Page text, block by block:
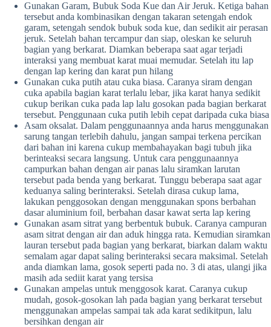
Gunakan Garam, Bubuk Soda Kue dan Air Jeruk. Ketiga bahan
tersebut anda kombinasikan dengan takaran setengah endok
garam, setengah sendok bubuk soda kue, dan sedikit air perasan
jeruk. Setelah bahan tercampur dan siap, oleskan ke seluruh
bagian yang berkarat. Diamkan beberapa saat agar terjadi
interaksi yang membuat karat muai memudar. Setelah itu lap
dengan lap kering dan karat pun hilang
Gunakan cuka putih atau cuka biasa. Caranya siram dengan
cuka apabila bagian karat terlalu lebar, jika karat hanya sedikit
cukup berikan cuka pada lap lalu gosokan pada bagian berkarat
tersebut. Penggunaan cuka putih lebih cepat daripada cuka biasa
Asam oksalat. Dalam penggunaannya anda harus menggunakan
sarung tangan terlebih dahulu, jangan sampai terkena percikan
dari bahan ini karena cukup membahayakan bagi tubuh jika
berinteaksi secara langsung. Untuk cara penggunaannya
campurkan bahan dengan air panas lalu siramkan larutan
tersebut pada benda yang berkarat. Tunggu beberapa saat agar
keduanya saling berinteraksi. Setelah dirasa cukup lama,
lakukan penggosokan dengan menggunakan spons berbahan
dasar aluminium foil, berbahan dasar kawat serta lap kering
Gunakan asam sitrat yang berbentuk bubuk. Caranya campuran
asam sitrat dengan air dan aduk hingga rata. Kemudian siramkan
lauran tersebut pada bagian yang berkarat, biarkan dalam waktu
semalam agar dapat saling berinteraksi secara maksimal. Setelah
anda diamkan lama, gosok seperti pada no. 3 di atas, ulangi jika
masih ada sediit karat yang tersisa
Gunakan ampelas untuk menggosok karat. Caranya cukup
mudah, gosok-gosokan lah pada bagian yang berkarat tersebut
menggunakan ampelas sampai tak ada karat sedikitpun, lalu
bersihkan dengan air